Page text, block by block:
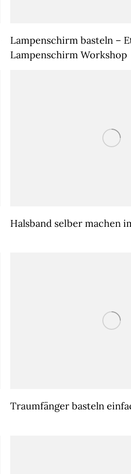
Lampenschirm basteln –
Lampenschirm Workshop
Halsband selber machen
Traumfänger basteln